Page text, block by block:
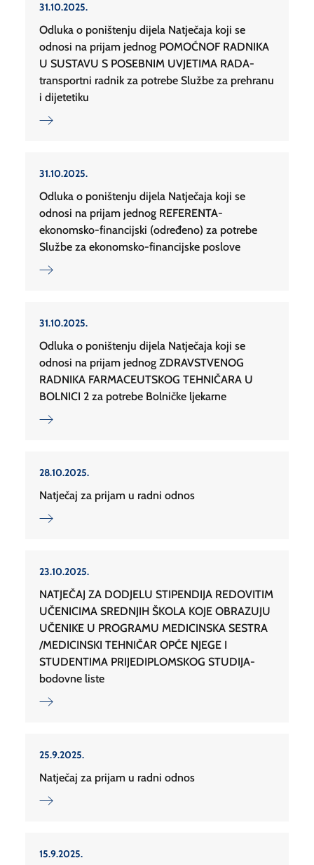
31.10.2025.
Odluka o poništenju dijela Natječaja koji se
odnosi na prijam jednog POMOĆNOF RADNIKA
U SUSTAVU S POSEBNIM UVJETIMA RADA-
transportni radnik za potrebe Službe za prehranu
i dijetetiku
31.10.2025.
Odluka o poništenju dijela Natječaja koji se
odnosi na prijam jednog REFERENTA-
ekonomsko-financijski (određeno) za potrebe
Službe za ekonomsko-financijske poslove
31.10.2025.
Odluka o poništenju dijela Natječaja koji se
odnosi na prijam jednog ZDRAVSTVENOG
RADNIKA FARMACEUTSKOG TEHNIČARA U
BOLNICI 2 za potrebe Bolničke ljekarne
28.10.2025.
Natječaj za prijam u radni odnos
23.10.2025.
NATJEČAJ ZA DODJELU STIPENDIJA REDOVITIM
UČENICIMA SREDNJIH ŠKOLA KOJE OBRAZUJU
UČENIKE U PROGRAMU MEDICINSKA SESTRA
/MEDICINSKI TEHNIČAR OPĆE NJEGE I
STUDENTIMA PRIJEDIPLOMSKOG STUDIJA-
bodovne liste
25.9.2025.
Natječaj za prijam u radni odnos
15.9.2025.